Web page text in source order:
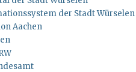
der Stadt Würselen
Aachen